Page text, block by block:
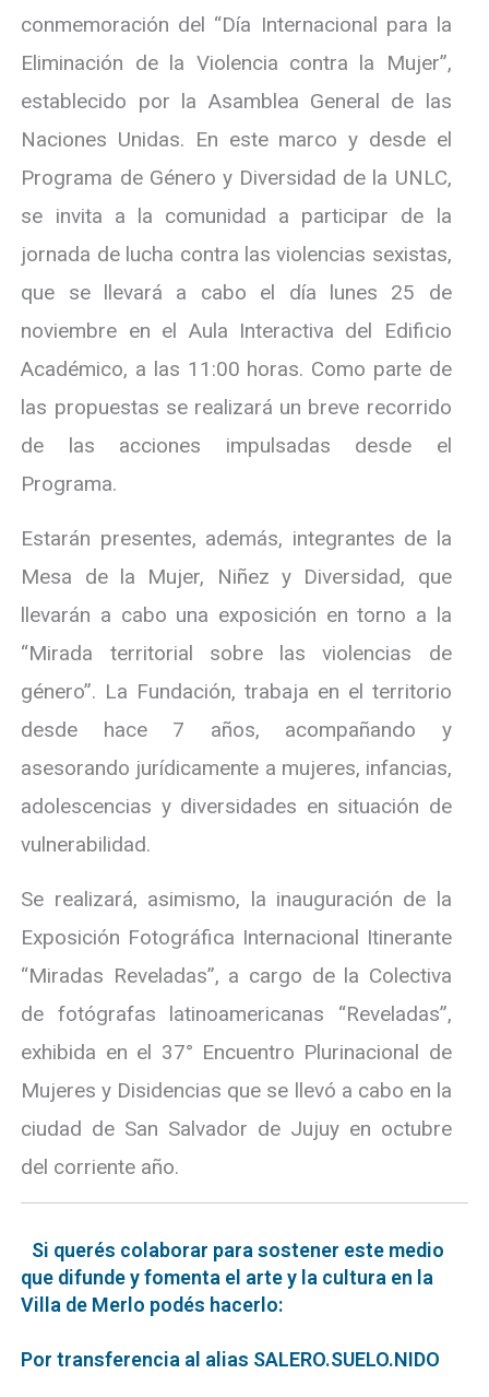
conmemoración del “Día Internacional para la
Eliminación de la Violencia contra la Mujer”,
establecido por la Asamblea General de las
Naciones Unidas. En este marco y desde el
Programa de Género y Diversidad de la UNLC,
se invita a la comunidad a participar de la
jornada de lucha contra las violencias sexistas,
que se llevará a cabo el día lunes 25 de
noviembre en el Aula Interactiva del Edificio
Académico, a las 11:00 horas. Como parte de
las propuestas se realizará un breve recorrido
de las acciones impulsadas desde el
Programa.
Estarán presentes, además, integrantes de la
Mesa de la Mujer, Niñez y Diversidad, que
llevarán a cabo una exposición en torno a la
“Mirada territorial sobre las violencias de
género”. La Fundación, trabaja en el territorio
desde hace 7 años, acompañando y
asesorando jurídicamente a mujeres, infancias,
adolescencias y diversidades en situación de
vulnerabilidad.
Se realizará, asimismo, la inauguración de la
Exposición Fotográfica Internacional Itinerante
“Miradas Reveladas”, a cargo de la Colectiva
de fotógrafas latinoamericanas “Reveladas”,
exhibida en el 37° Encuentro Plurinacional de
Mujeres y Disidencias que se llevó a cabo en la
ciudad de San Salvador de Jujuy en octubre
del corriente año.
Si querés colaborar para sostener este medio
que difunde y fomenta el arte y la cultura en la
Villa de Merlo podés hacerlo:
Por transferencia al alias SALERO.SUELO.NIDO